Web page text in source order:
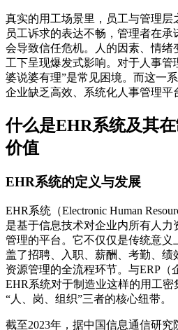
真实的用工场景里，员工与管理层
员工诉求的表达不畅，管理者在
会导致信任危机。人的因素、情绪
工下呈现爆发式影响。对于人事管
婆说婆有理”是常见困境。而这一
企业缺乏高效、系统化人事管理平
什么是EHR系统及其
价值
EHR系统的定义与发展
EHR系统（Electronic Human
是基于信息技术对企业内所有人
管理的平台。它不仅仅是传统意义
盖了招聘、入职、薪酬、考勤、绩
资源管理的全流程环节。与ERP（
EHR系统对于制造业这样的用工
“人、岗、组织”三者的核心纽带。
截至2023年，据中国信息通信研究